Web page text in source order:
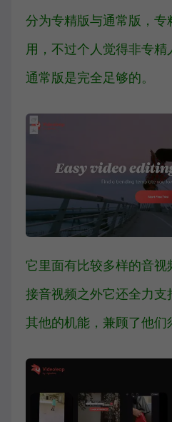
分为专精版与通常版，专
用，不过个人觉得非专
通常版是完全足够的。
它里面有比较多样的音视
接音视频之外它还全力支
其他的机能，兼顾了他们